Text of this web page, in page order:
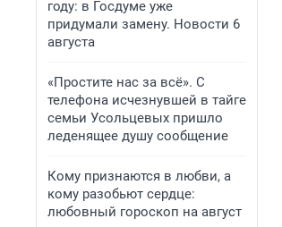
году: в Госдуме уже
придумали замену. Новости 6
августа
«Простите нас за всё». С
телефона исчезнувшей в тайге
семьи Усольцевых пришло
леденящее душу сообщение
Кому признаются в любви, а
кому разобьют сердце:
любовный гороскоп на август